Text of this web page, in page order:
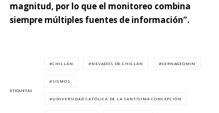
magnitud, por lo que el monitoreo combina
siempre múltiples fuentes de información”.
ETIQUETAS
CHILLÁN NEVADOS DE CHILLÁN SERNAGEOMIN
SISMOS
UNIVERSIDAD CATÓLICA DE LA SANTÍSIMA CONCEPCIÓN